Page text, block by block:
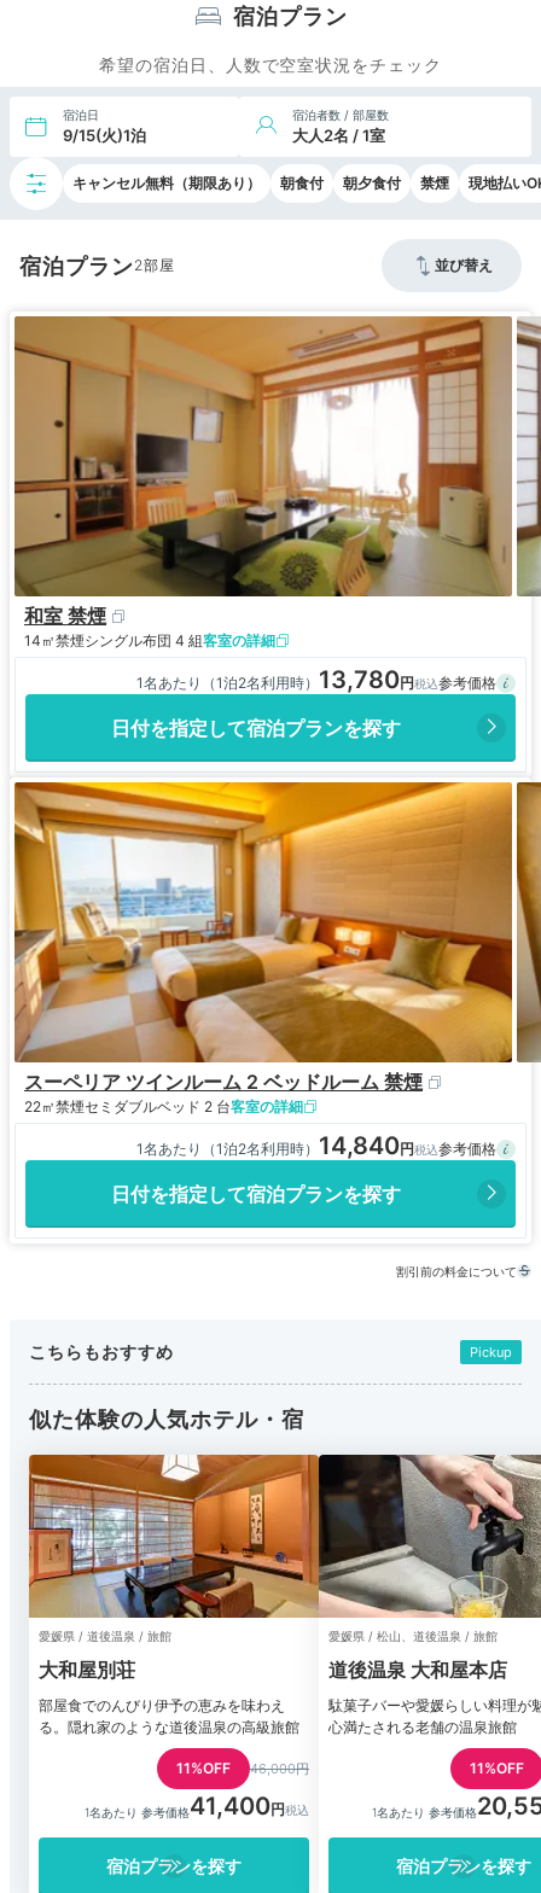
宿泊プラン
希望の宿泊日、人数で空室状況をチェック
宿泊日
9/15(火)1泊
宿泊者数 / 部屋数
大人2名 / 1室
キャンセル無料（期限あり） 朝食付 朝夕食付 禁煙 現地払い
宿泊プラン2 並び替え
和室 禁煙
14㎡禁煙シングル布団 4 組客室の詳細
1名あたり（1泊2名利用時） 13,780
日付を指定して宿泊プランを探す
スーペリア ツインルーム 2 ベッドルーム 禁煙
22㎡禁煙セミダブルベッド 2 台客室の詳細
1名あたり（1泊2名利用時） 14,840
日付を指定して宿泊プランを探す
割引前の料金について
こちらもおすすめ Pickup
似た体験の人気ホテル・宿
愛媛県 / 道後温泉 / 旅館
大和屋別荘
部屋食でのんびり伊予の恵みを味わえ
る。隠れ家のような道後温泉の高級旅館
11%OFF 46,000円
1名あたり 参考価格41,400
宿泊プランを探す
愛媛県 / 松山、道後温泉 / 旅館
道後温泉 大和屋本店
駄菓子バーや愛媛らしい料理が
心満たされる老舗の温泉旅館
11%OFF
1名あたり 参考価格
宿泊プランを探す